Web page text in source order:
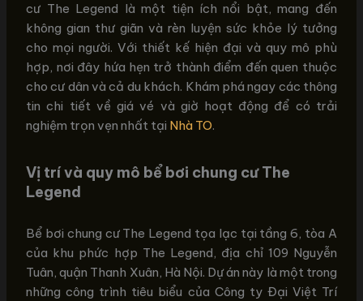
cư The Legend là một tiện ích nổi bật, mang đến
không gian thư giãn và rèn luyện sức khỏe lý tưởng
cho mọi người. Với thiết kế hiện đại và quy mô phù
hợp, nơi đây hứa hẹn trở thành điểm đến quen thuộc
cho cư dân và cả du khách. Khám phá ngay các thông
tin chi tiết về giá vé và giờ hoạt động để có trải
nghiệm trọn vẹn nhất tại Nhà TO.
Vị trí và quy mô bể bơi chung cư The
Legend
Bể bơi chung cư The Legend tọa lạc tại tầng 6, tòa A
của khu phức hợp The Legend, địa chỉ 109 Nguyễn
Tuân, quận Thanh Xuân, Hà Nội. Dự án này là một trong
những công trình tiêu biểu của Công ty Đại Việt Trí